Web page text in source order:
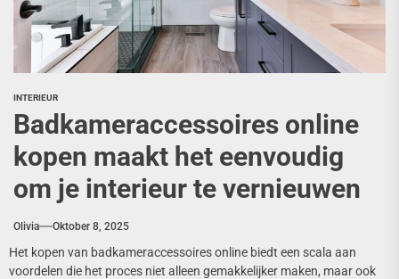
INTERIEUR
Badkameraccessoires online
kopen maakt het eenvoudig
om je interieur te vernieuwen
Olivia Oktober 8, 2025
Het kopen van badkameraccessoires online biedt een scala aan
voordelen die het proces niet alleen gemakkelijker maken, maar ook